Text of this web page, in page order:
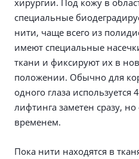
хирургии. Под кожу в
специальные
нити, чаще всего из
имеют специальные
ткани и фиксируют их в
положении. Обычно для
одного глаза используется
лифтинга заметен сразу, но
временем.
Пока нити находятся в